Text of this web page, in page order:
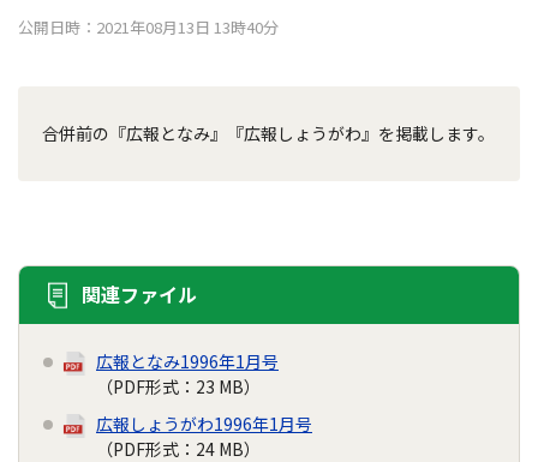
公開日時：2021年08月13日 13時40分
合併前の『広報となみ』『広報しょうがわ』を掲載します。
関連ファイル
広報となみ1996年1月号
（PDF形式：23 MB）
広報しょうがわ1996年1月号
（PDF形式：24 MB）